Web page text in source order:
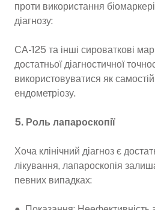
проти використання
діагнозу:
СА-125 та інші сироваткові
достатньої діагностичної
використовуватися як
ендометріозу.
5. Роль лапароскопії
Хоча клінічний діагноз є
лікування, лапароскопія
певних випадках: